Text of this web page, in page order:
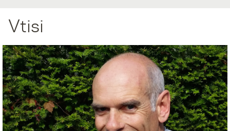
Vtisi